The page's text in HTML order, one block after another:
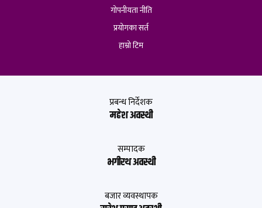
गोपनीयता नीति
प्रयोगका सर्त
हाम्रो टिम
प्रबन्ध निर्देशक
महेश अवस्थी
सम्पादक
भगीरथ अवस्थी
बजार व्यवस्थापक